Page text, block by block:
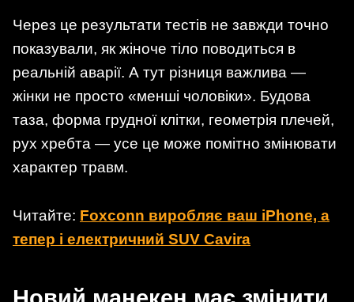
Через це результати тестів не завжди точно
показували, як жіноче тіло поводиться в
реальній аварії. А тут різниця важлива —
жінки не просто «менші чоловіки». Будова
таза, форма грудної клітки, геометрія плечей,
рух хребта — усе це може помітно змінювати
характер травм.
Читайте: Foxconn виробляє ваш iPhone, а
тепер і електричний SUV Cavira